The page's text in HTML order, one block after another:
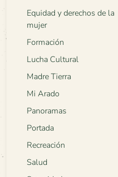
Equidad y derechos de la
mujer
Formación
Lucha Cultural
Madre Tierra
Mi Arado
Panoramas
Portada
Recreación
Salud